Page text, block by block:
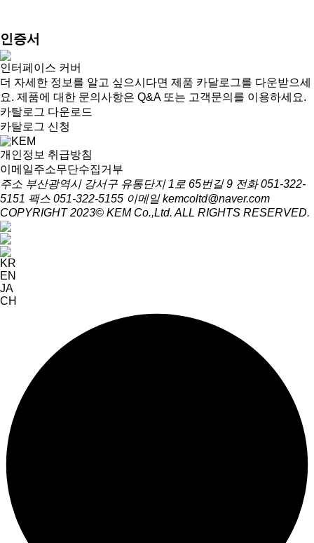
인증서
인터페이스 커버
더 자세한 정보를 알고 싶으시다면 제품 카달로그를 다운받으세
요. 제품에 대한 문의사항은 Q&A 또는 고객문의를 이용하세요.
카탈로그 다운로드
카탈로그 신청
개인정보 취급방침
이메일주소무단수집거부
주소 부산광역시 강서구 유통단지 1로 65번길 9 전화 051-322-
5151 팩스 051-322-5155 이메일 kemcoltd@naver.com
COPYRIGHT 2023© KEM Co.,Ltd. ALL RIGHTS RESERVED.
KR
EN
JA
CH